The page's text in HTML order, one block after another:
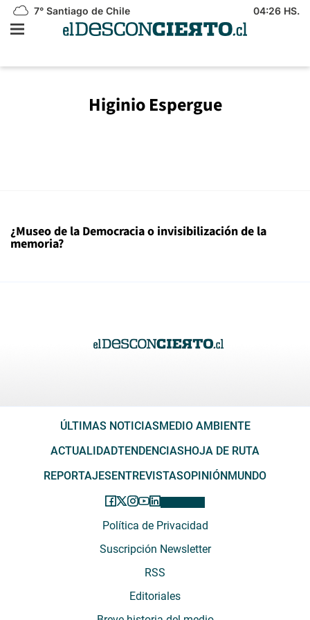
7° Santiago de Chile 04:26 HS.
Higinio Espergue
¿Museo de la Democracia o invisibilización de la
memoria?
ÚLTIMAS NOTICIASMEDIO AMBIENTE
ACTUALIDADTENDENCIASHOJA DE RUTA
REPORTAJESENTREVISTASOPINIÓNMUNDO
Política de Privacidad
Suscripción Newsletter
RSS
Editoriales